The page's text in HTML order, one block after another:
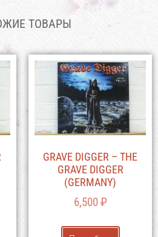
ТОВАРЫ
GRAVE DIGGER – THE
GRAVE DIGGER
(GERMANY)
6,500₽